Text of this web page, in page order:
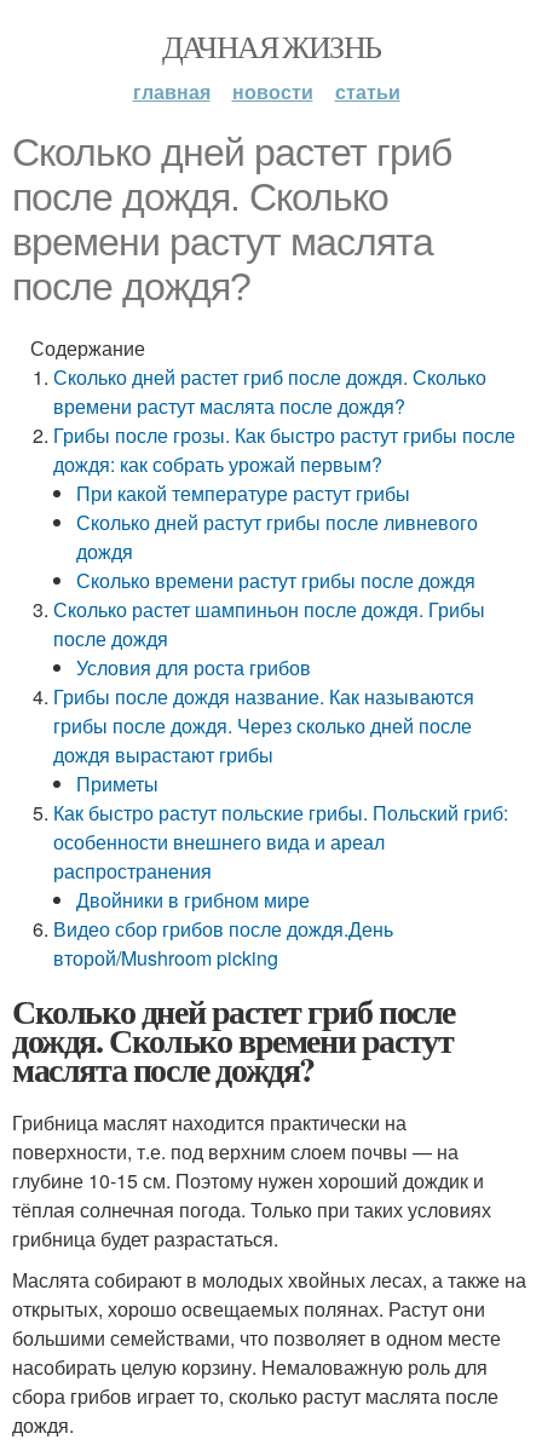
ДАЧНАЯ ЖИЗНЬ
главная новости статьи
Сколько дней растет гриб
после дождя. Сколько
времени растут маслята
после дождя?
Содержание
Сколько дней растет гриб после дождя. Сколько
времени растут маслята после дождя?
Грибы после грозы. Как быстро растут грибы после
дождя: как собрать урожай первым?
При какой температуре растут грибы
Сколько дней растут грибы после ливневого
дождя
Сколько времени растут грибы после дождя
Сколько растет шампиньон после дождя. Грибы
после дождя
Условия для роста грибов
Грибы после дождя название. Как называются
грибы после дождя. Через сколько дней после
дождя вырастают грибы
Приметы
Как быстро растут польские грибы. Польский гриб:
особенности внешнего вида и ареал
распространения
Двойники в грибном мире
Видео сбор грибов после дождя.День
второй/Mushroom picking
Сколько дней растет гриб после
дождя. Сколько времени растут
маслята после дождя?
Грибница маслят находится практически на
поверхности, т.е. под верхним слоем почвы — на
глубине 10-15 см. Поэтому нужен хороший дождик и
тёплая солнечная погода. Только при таких условиях
грибница будет разрастаться.
Маслята собирают в молодых хвойных лесах, а также на
открытых, хорошо освещаемых полянах. Растут они
большими семействами, что позволяет в одном месте
насобирать целую корзину. Немаловажную роль для
сбора грибов играет то, сколько растут маслята после
дождя.